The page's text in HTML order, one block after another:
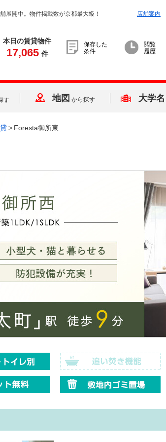
展開中。物件掲載数が京都最大級！ 店舗案内
本日の賃貸物件
17,065 件
保存した
条件
閲覧
履歴
す 地図 から探す 大学名
> Foresta御所東